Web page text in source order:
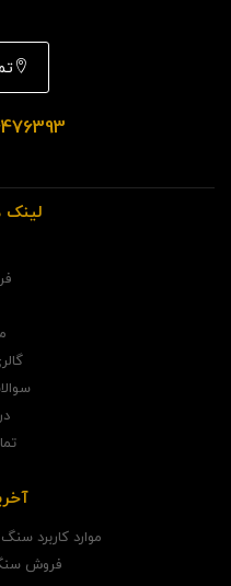
لینک
موارد کاربرد
فروش سنگ